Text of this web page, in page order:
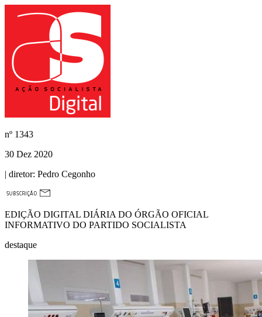
nº 1343
30 Dez 2020
| diretor: Pedro Cegonho
EDIÇÃO DIGITAL DIÁRIA DO ÓRGÃO OFICIAL
INFORMATIVO DO PARTIDO SOCIALISTA
destaque